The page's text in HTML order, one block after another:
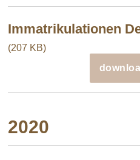
Immatrikulationen
(207 KB)
2020